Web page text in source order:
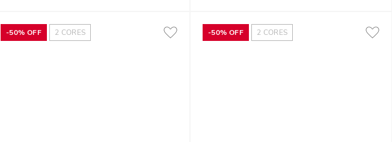
-50% OFF 2 CORES -50% OFF 2 CORES